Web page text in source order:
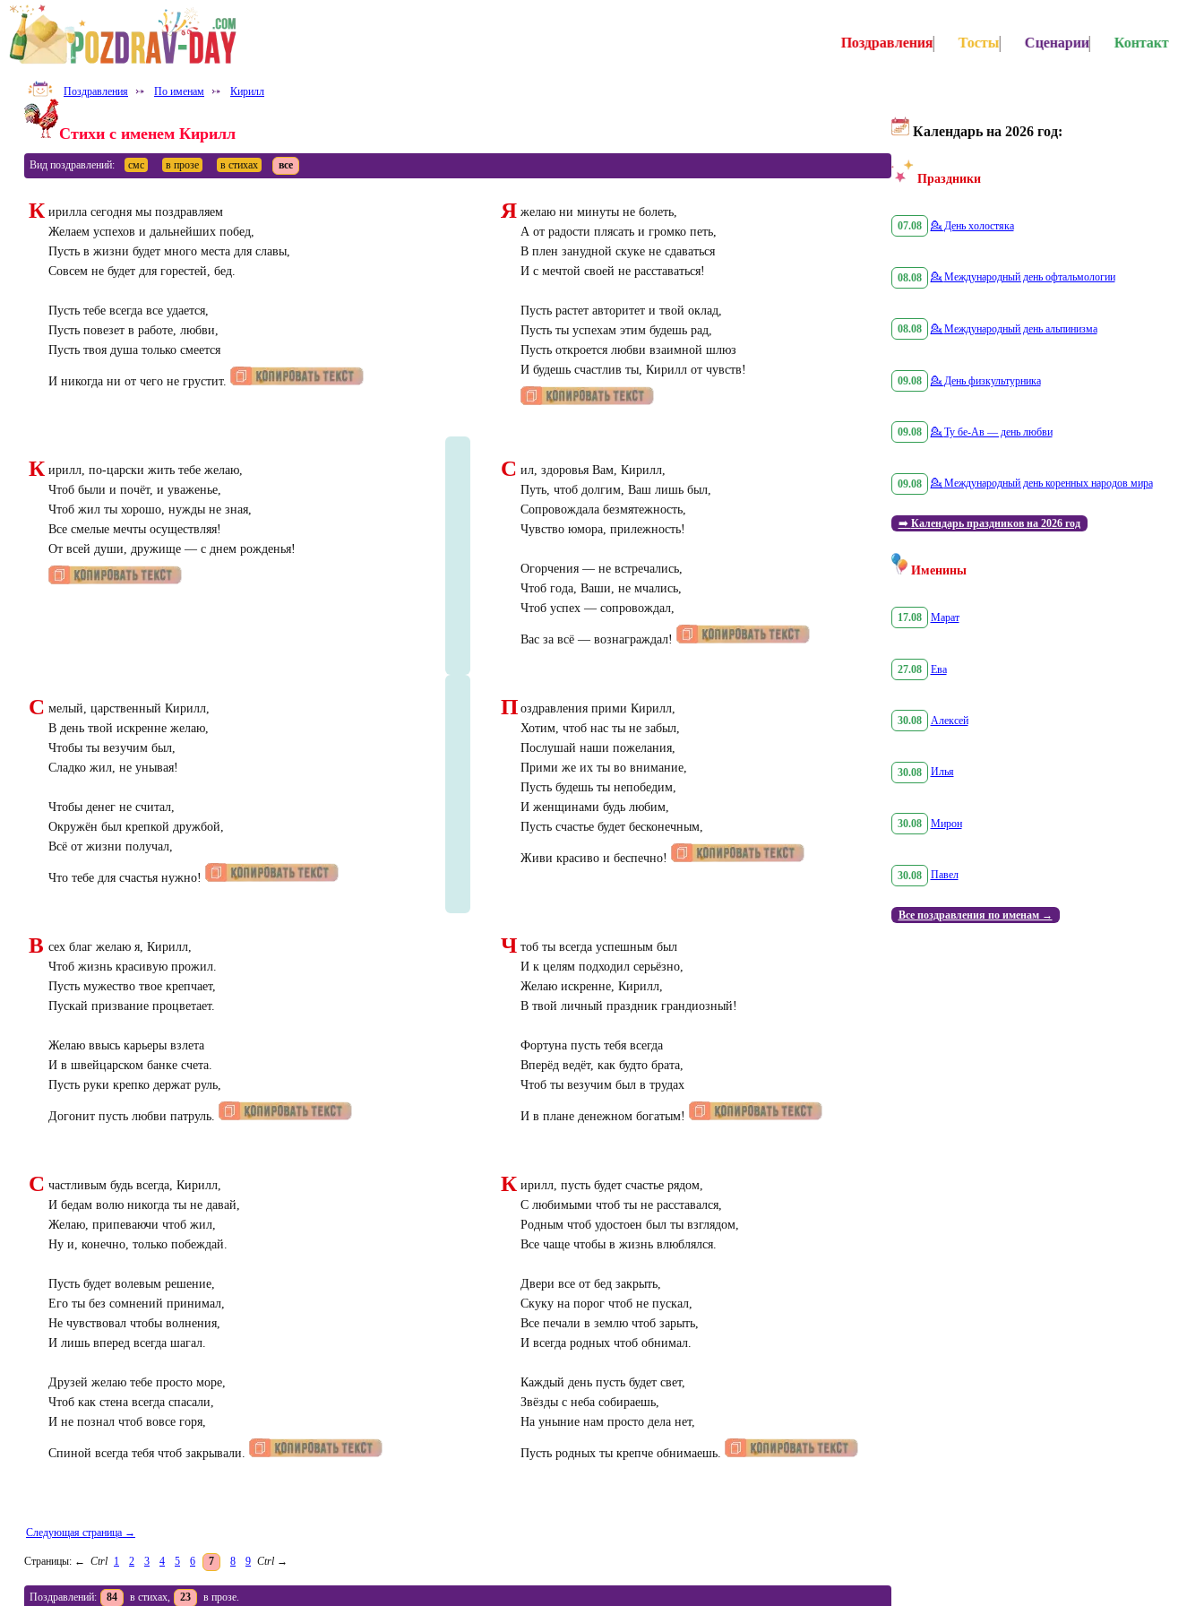
Поздравления ⤐ По именам ⤐ Кирилл
Стихи с именем Кирилл
Вид поздравлений: смс в прозе в стихах все
К ирилла сегодня мы поздравляем
Желаем успехов и дальнейших побед,
Пусть в жизни будет много места для славы,
Совсем не будет для горестей, бед.
Пусть тебе всегда все удается,
Пусть повезет в работе, любви,
Пусть твоя душа только смеется
И никогда ни от чего не грустит.
Я желаю ни минуты не болеть,
А от радости плясать и громко петь,
В плен занудной скуке не сдаваться
И с мечтой своей не расставаться!
Пусть растет авторитет и твой оклад,
Пусть ты успехам этим будешь рад,
Пусть откроется любви взаимной шлюз
И будешь счастлив ты, Кирилл от чувств!
К ирилл, по-царски жить тебе желаю,
Чтоб были и почёт, и уваженье,
Чтоб жил ты хорошо, нужды не зная,
Все смелые мечты осуществляя!
От всей души, дружище — с днем рожденья!
С ил, здоровья Вам, Кирилл,
Путь, чтоб долгим, Ваш лишь был,
Сопровождала безмятежность,
Чувство юмора, прилежность!
Огорчения — не встречались,
Чтоб года, Ваши, не мчались,
Чтоб успех — сопровождал,
Вас за всё — вознаграждал!
С мелый, царственный Кирилл,
В день твой искренне желаю,
Чтобы ты везучим был,
Сладко жил, не унывая!
Чтобы денег не считал,
Окружён был крепкой дружбой,
Всё от жизни получал,
Что тебе для счастья нужно!
П оздравления прими Кирилл,
Хотим, чтоб нас ты не забыл,
Послушай наши пожелания,
Прими же их ты во внимание,
Пусть будешь ты непобедим,
И женщинами будь любим,
Пусть счастье будет бесконечным,
Живи красиво и беспечно!
В сех благ желаю я, Кирилл,
Чтоб жизнь красивую прожил.
Пусть мужество твое крепчает,
Пускай призвание процветает.
Желаю ввысь карьеры взлета
И в швейцарском банке счета.
Пусть руки крепко держат руль,
Догонит пусть любви патруль.
Ч тоб ты всегда успешным был
И к целям подходил серьёзно,
Желаю искренне, Кирилл,
В твой личный праздник грандиозный!
Фортуна пусть тебя всегда
Вперёд ведёт, как будто брата,
Чтоб ты везучим был в трудах
И в плане денежном богатым!
С частливым будь всегда, Кирилл,
И бедам волю никогда ты не давай,
Желаю, припеваючи чтоб жил,
Ну и, конечно, только побеждай.
Пусть будет волевым решение,
Его ты без сомнений принимал,
Не чувствовал чтобы волнения,
И лишь вперед всегда шагал.
Друзей желаю тебе просто море,
Чтоб как стена всегда спасали,
И не познал чтоб вовсе горя,
Спиной всегда тебя чтоб закрывали.
К ирилл, пусть будет счастье рядом,
С любимыми чтоб ты не расставался,
Родным чтоб удостоен был ты взглядом,
Все чаще чтобы в жизнь влюблялся.
Двери все от бед закрыть,
Скуку на порог чтоб не пускал,
Все печали в землю чтоб зарыть,
И всегда родных чтоб обнимал.
Каждый день пусть будет свет,
Звёзды с неба собираешь,
На уныние нам просто дела нет,
Пусть родных ты крепче обнимаешь.
Следующая страница →
Страницы: ← Ctrl 1 2 3 4 5 6 7 8 9 Ctrl →
Поздравлений: 84 в стихах, 23 в прозе.
Календарь на 2026 год:
Праздники
07.08 💁 День холостяка
08.08 💁 Международный день офтальмологии
08.08 💁 Международный день альпинизма
09.08 💁 День физкультурника
09.08 💁 Ту бе-Ав — день любви
09.08 💁 Международный день коренных народов мира
➡️ Календарь праздников на 2026 год
Именины
17.08 Марат
27.08 Ева
30.08 Алексей
30.08 Илья
30.08 Мирон
30.08 Павел
Все поздравления по именам →
Поздравления Тосты Сценарии Контакт